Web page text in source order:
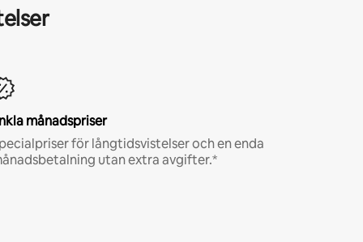
månadspriser
för långtidsvistelser och en enda
utan extra avgifter.*